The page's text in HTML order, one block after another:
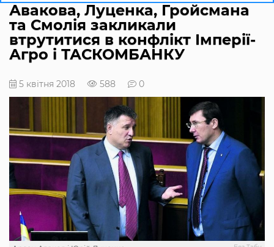
Авакова, Луценка, Гройсмана
та Смолія закликали
втрутитися в конфлікт Імперії-
Агро і ТАСКОМБАНКУ
5 квітня 2018 588 0